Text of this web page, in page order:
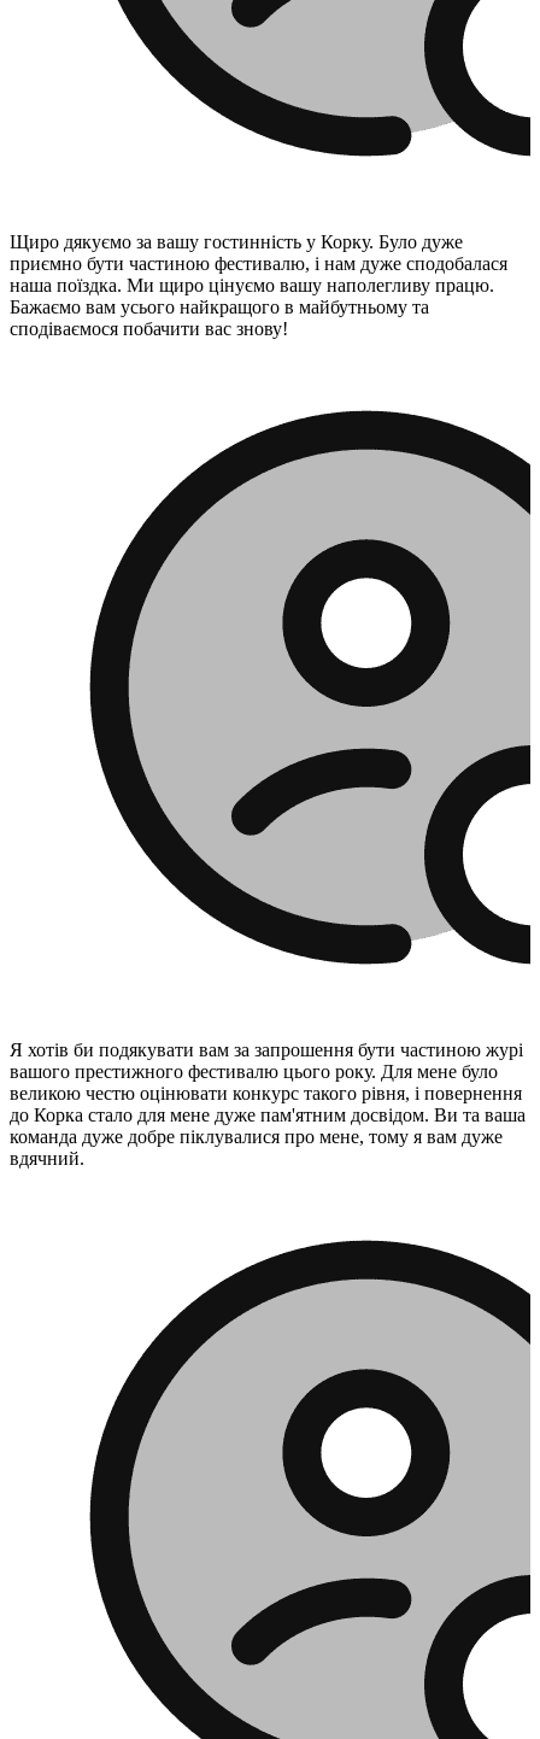
Щиро дякуємо за вашу гостинність у Корку. Було дуже
приємно бути частиною фестивалю, і нам дуже сподобалася
наша поїздка. Ми щиро цінуємо вашу наполегливу працю.
Бажаємо вам усього найкращого в майбутньому та
сподіваємося побачити вас знову!
Я хотів би подякувати вам за запрошення бути частиною журі
вашого престижного фестивалю цього року. Для мене було
великою честю оцінювати конкурс такого рівня, і повернення
до Корка стало для мене дуже пам'ятним досвідом. Ви та ваша
команда дуже добре піклувалися про мене, тому я вам дуже
вдячний.